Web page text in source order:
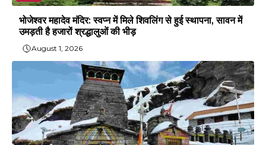
भोजेश्वर महादेव मंदिर: स्वप्न में मिले शिवलिंग से हुई स्थापना, सावन में
उमड़ती है हजारों श्रद्धालुओं की भीड़
August 1, 2026